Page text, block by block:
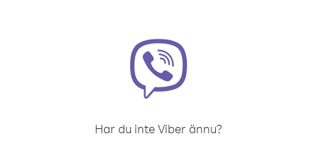
Har du inte Viber ännu?